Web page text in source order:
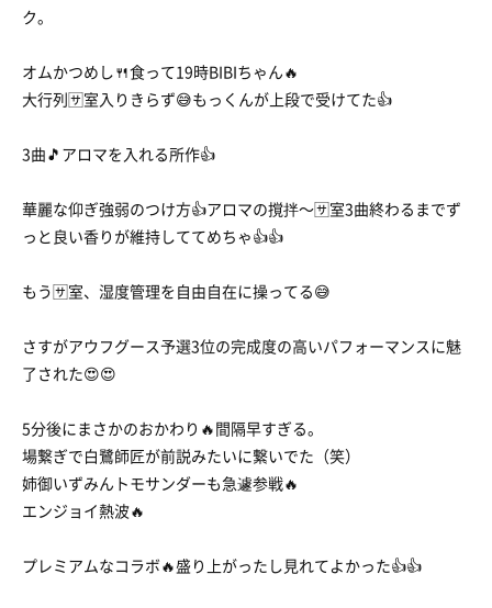
ク。
オムかつめし🍴食って19時BIBIちゃん🔥
大行列🈂️室入りきらず😅もっくんが上段で受けてた👍
3曲🎵アロマを入れる所作👍
華麗な仰ぎ強弱のつけ方👍アロマの撹拌〜🈂️室3曲終わるまでず
っと良い香りが維持しててめちゃ👍👍
もう🈂️室、湿度管理を自由自在に操ってる😅
さすがアウフグース予選3位の完成度の高いパフォーマンスに魅
了された😍😍
5分後にまさかのおかわり🔥間隔早すぎる。
場繋ぎで白鷺師匠が前説みたいに繋いでた（笑）
姉御いずみんトモサンダーも急遽参戦🔥
エンジョイ熱波🔥
プレミアムなコラボ🔥盛り上がったし見れてよかった👍👍